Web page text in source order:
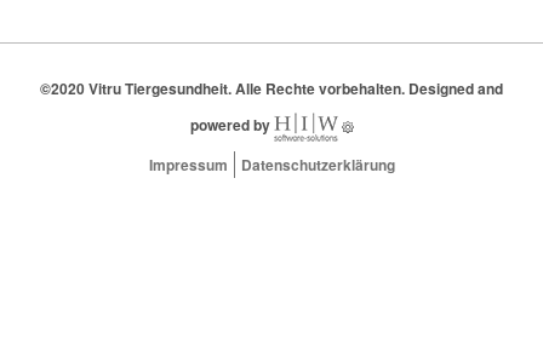
©2020 Vitru Tiergesundheit. Alle Rechte vorbehalten. Designed and
powered by
Impressum
Datenschutzerklärung